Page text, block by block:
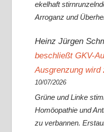
ekelhaft
Arroganz und
Heinz Jürgen
beschließt GKV-
Ausgrenzung wird
10/07/2026
Grüne und Linke
Homöopathie und
zu verbannen.